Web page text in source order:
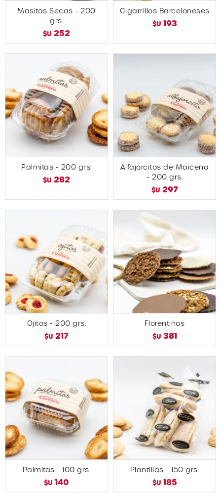
Masitas Secas - 200
grs.
$U 252
Cigarrillos Barceloneses
$U 193
Palmitas - 200 grs.
$U 282
Alfajorcitos de Maicena
- 200 grs.
$U 297
Ojitos - 200 grs.
$U 217
Florentinos
$U 381
Palmitas - 100 grs.
$U 140
Plantillas - 150 grs.
$U 185